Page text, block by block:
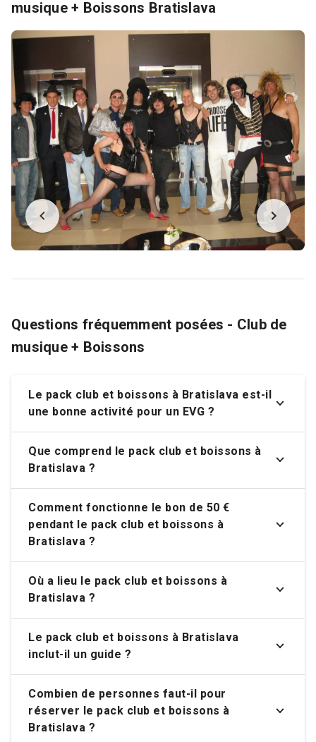
musique + Boissons Bratislava
Questions fréquemment posées - Club de
musique + Boissons
Le pack club et boissons à Bratislava est-il
une bonne activité pour un EVG ?
Que comprend le pack club et boissons à
Bratislava ?
Comment fonctionne le bon de 50 €
pendant le pack club et boissons à
Bratislava ?
Où a lieu le pack club et boissons à
Bratislava ?
Le pack club et boissons à Bratislava
inclut-il un guide ?
Combien de personnes faut-il pour
réserver le pack club et boissons à
Bratislava ?